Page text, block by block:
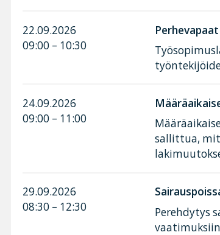
22.09.2026
09:00 – 10:30
24.09.2026
09:00 – 11:00
sallittua,
29.09.2026
08:30 – 12:30
Perehdytys